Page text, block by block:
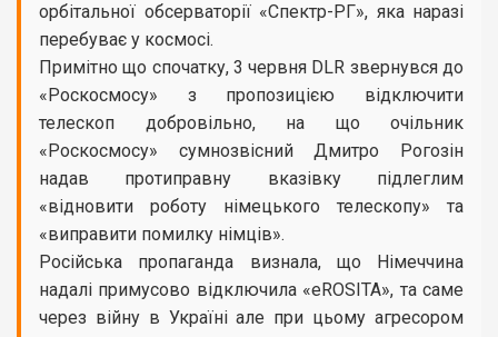
орбітальної обсерваторії «Спектр-РГ», яка наразі
перебуває у космосі.
Примітно що спочатку, 3 червня DLR звернувся до
«Роскосмосу» з пропозицією відключити
телескоп добровільно, на що очільник
«Роскосмосу» сумнозвісний Дмитро Рогозін
надав протиправну вказівку підлеглим
«відновити роботу німецького телескопу» та
«виправити помилку німців».
Російська пропаганда визнала, що Німеччина
надалі примусово відключила «eROSITA», та саме
через війну в Україні але при цьому агресором